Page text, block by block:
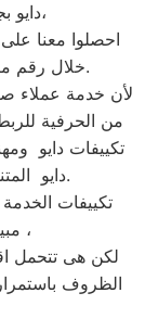
دايو بجميع موديلاتها القديم منها والحديث،
احصلوا معنا
خلال رقم مركز صيانه دايو المعتمد في مصر الجديدة.
لأن خدمة عملاء
من الحرفية
تكييفات دايو
دايو المتنقلة فى جميع محافظات مصر الجديدة.
تكييفات
مبيعات التكييفات فى مصر الجديدة ،
لكن هى تتحمل
الظروف